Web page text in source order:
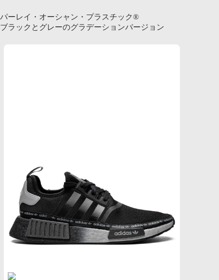
パーレイ・オーシャン・プラスチック®
ブラックとグレーのグラデーションバージョン